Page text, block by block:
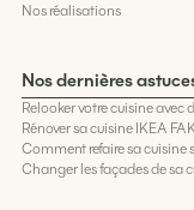
Nos réalisations
Nos dernières
Relooker votre cuisine avec
Rénover sa cuisine IKEA
Comment refaire sa cuisine
Changer les façades de sa